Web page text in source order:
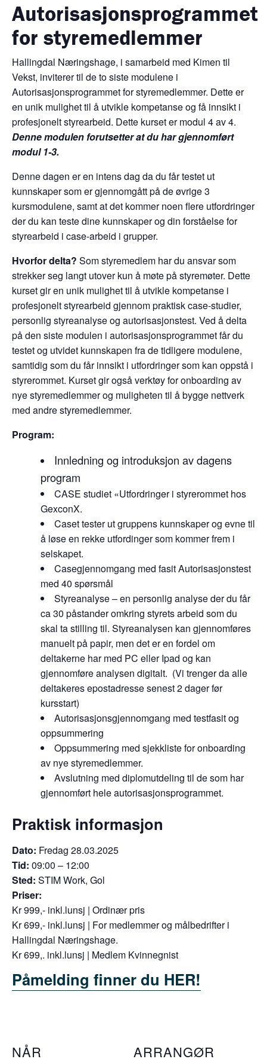
Autorisasjonsprogrammet
for styremedlemmer
Hallingdal Næringshage, i samarbeid med Kimen til
Vekst, inviterer til de to siste modulene i
Autorisasjonsprogrammet for styremedlemmer. Dette er
en unik mulighet til å utvikle kompetanse og få innsikt i
profesjonelt styrearbeid. Dette kurset er modul 4 av 4.
Denne modulen forutsetter at du har gjennomført
modul 1-3.
Denne dagen er en intens dag da du får testet ut
kunnskaper som er gjennomgått på de øvrige 3
kursmodulene, samt at det kommer noen flere utfordringer
der du kan teste dine kunnskaper og din forståelse for
styrearbeid i case-arbeid i grupper.
Hvorfor delta? Som styremedlem har du ansvar som
strekker seg langt utover kun å møte på styremøter. Dette
kurset gir en unik mulighet til å utvikle kompetanse i
profesjonelt styrearbeid gjennom praktisk case-studier,
personlig styreanalyse og autorisasjonstest. Ved å delta
på den siste modulen i autorisasjonsprogrammet får du
testet og utvidet kunnskapen fra de tidligere modulene,
samtidig som du får innsikt i utfordringer som kan oppstå i
styrerommet. Kurset gir også verktøy for onboarding av
nye styremedlemmer og muligheten til å bygge nettverk
med andre styremedlemmer.
Program:
Innledning og introduksjon av dagens
program
CASE studiet «Utfordringer i styrerommet hos
GexconX.
Caset tester ut gruppens kunnskaper og evne til
å løse en rekke utfordinger som kommer frem i
selskapet.
Casegjennomgang med fasit Autorisasjonstest
med 40 spørsmål
Styreanalyse – en personlig analyse der du får
ca 30 påstander omkring styrets arbeid som du
skal ta stilling til. Styreanalysen kan gjennomføres
manuelt på papir, men det er en fordel om
deltakerne har med PC eller Ipad og kan
gjennomføre analysen digitalt. (Vi trenger da alle
deltakeres epostadresse senest 2 dager før
kursstart)
Autorisasjonsgjennomgang med testfasit og
oppsummering
Oppsummering med sjekkliste for onboarding
av nye styremedlemmer.
Avslutning med diplomutdeling til de som har
gjennomført hele autorisasjonsprogrammet.
Praktisk informasjon
Dato: Fredag 28.03.2025
Tid: 09:00 – 12:00
Sted: STIM Work, Gol
Priser:
Kr 999,- inkl.lunsj | Ordinær pris
Kr 699,- inkl.lunsj | For medlemmer og målbedrifter i
Hallingdal Næringshage.
Kr 699,. inkl.lunsj | Medlem Kvinnegnist
Påmelding finner du HER!
NÅR ARRANGØR